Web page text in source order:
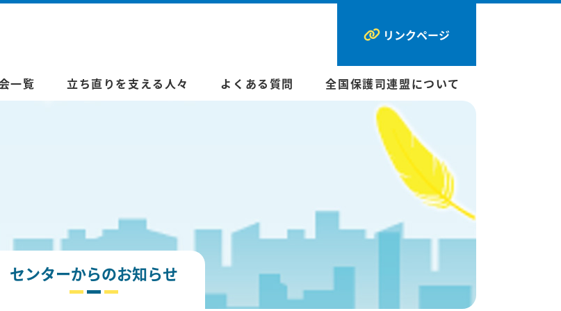
リンクページ
一覧 立ち直りを支える人々 よくある質問 全国保護司連盟について
センターからのお知らせ